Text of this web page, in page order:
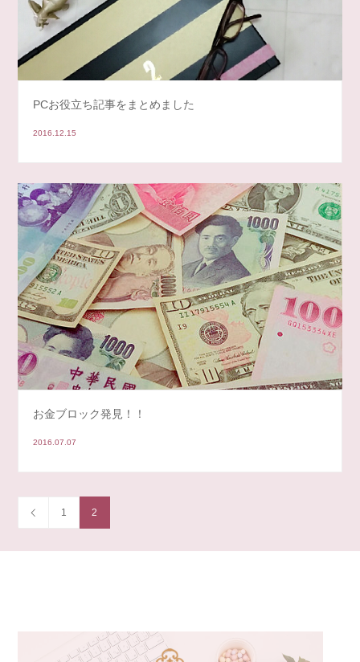
PCお役立ち記事をまとめました
2016.12.15
お金ブロック発見！！
2016.07.07
1 2